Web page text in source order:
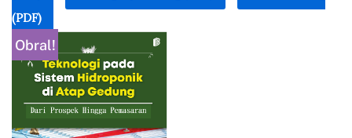
(PDF)
Obral!